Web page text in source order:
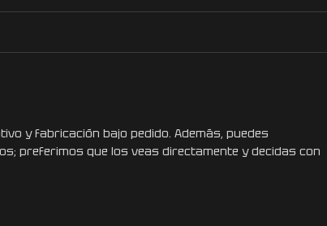
y fabricación bajo pedido. Además, puedes
preferimos que los veas directamente y decidas con